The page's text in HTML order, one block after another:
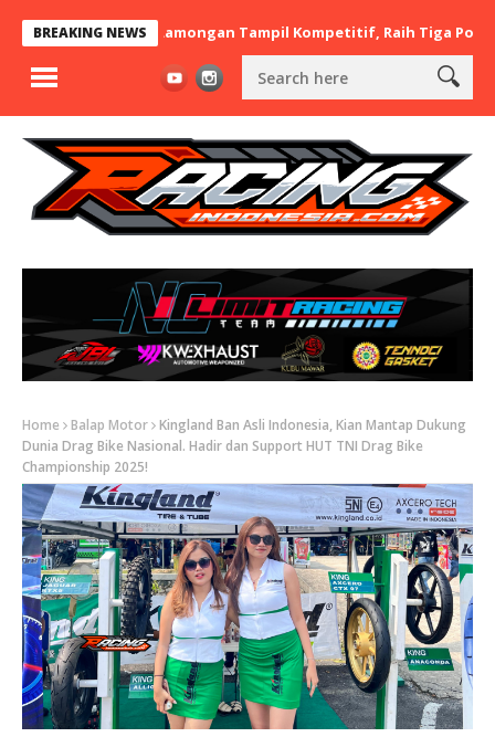
BREAKING NEWS
Asal Lamongan Tampil Kompetitif, Raih Tiga Podium di
Home Balap Motor Kingland Ban Asli Indonesia, Kian Mantap Dukung
Dunia Drag Bike Nasional. Hadir dan Support HUT TNI Drag Bike
Championship 2025!